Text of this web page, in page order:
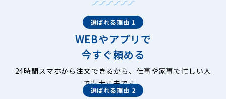
選ばれる理由 1
WEBやアプリで
今すぐ頼める
24時間スマホから注文できるから、仕事や家事で忙しい人
でも大丈夫です。
選ばれる理由 2